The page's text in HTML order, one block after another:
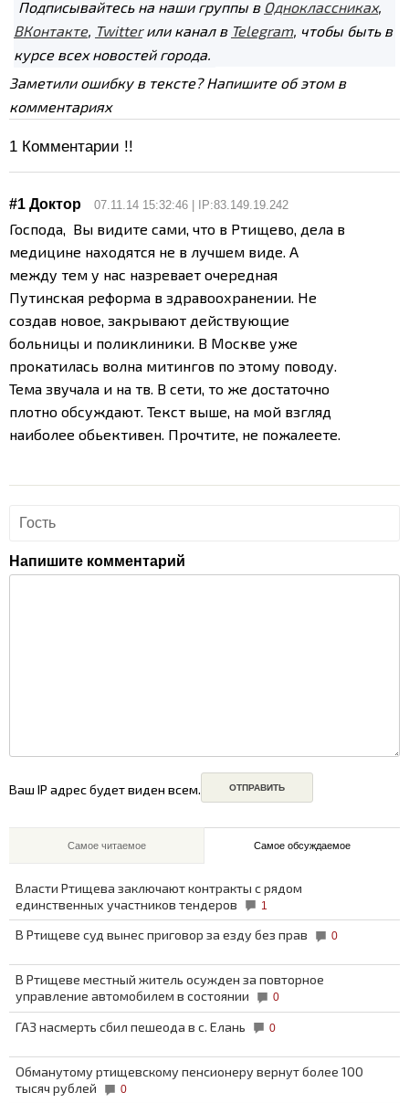
Подписывайтесь на наши группы в Одноклассниках,
ВКонтакте, Twitterили канал в Telegram, чтобы быть в
курсе всех новостей города.
Заметили ошибку в тексте? Напишите об этом в
комментариях
1 Комментарии !!
#1 Доктор 07.11.14 15:32:46 | IP:83.149.19.242
Господа, Вы видите сами, что в Ртищево, дела в
медицине находятся не в лучшем виде. А
между тем у нас назревает очередная
Путинская реформа в здравоохранении. Не
создав новое, закрывают действующие
больницы и поликлиники. В Москве уже
прокатилась волна митингов по этому поводу.
Тема звучала и на тв. В сети, то же достаточно
плотно обсуждают. Текст выше, на мой взгляд
наиболее обьективен. Прочтите, не пожалеете.
Напишите комментарий
Ваш IP адрес будет виден всем.
Самое читаемое Самое обсуждаемое
Власти Ртищева заключают контракты с рядом
единственных участников тендеров
1
В Ртищеве суд вынес приговор за езду без прав 0
В Ртищеве местный житель осужден за повторное
управление автомобилем в состоянии
0
ГАЗ насмерть сбил пешеода в с. Елань 0
Обманутому ртищевскому пенсионеру вернут более 100
тысяч рублей
0